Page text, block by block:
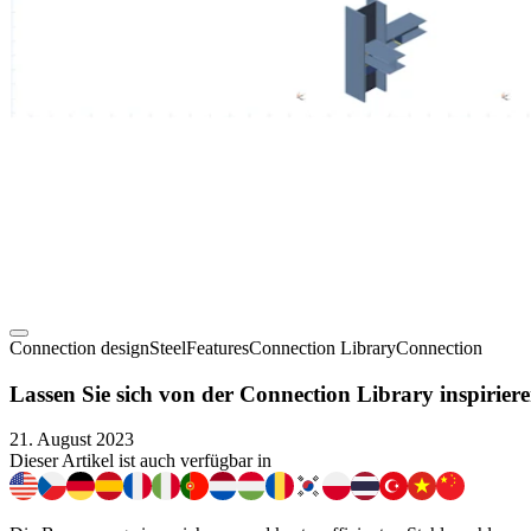
Connection designSteelFeaturesConnection LibraryConnection
Lassen Sie sich von der Connection Library
21. August 2023
Dieser Artikel ist auch verfügbar in